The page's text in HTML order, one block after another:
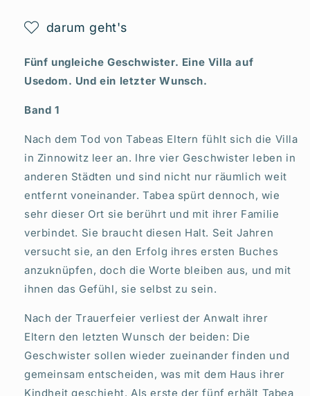
Die
Villa.
1
Die
Villa.
1
darum geht's
Fünf ungleiche Geschwister. Eine Villa auf
Usedom. Und ein letzter Wunsch.
Band 1
Nach dem Tod von Tabeas Eltern fühlt sich die Villa
in Zinnowitz leer an. Ihre vier Geschwister leben in
anderen Städten und sind nicht nur räumlich weit
entfernt voneinander. Tabea spürt dennoch, wie
sehr dieser Ort sie berührt und mit ihrer Familie
verbindet. Sie braucht diesen Halt. Seit Jahren
versucht sie, an den Erfolg ihres ersten Buches
anzuknüpfen, doch die Worte bleiben aus, und mit
ihnen das Gefühl, sie selbst zu sein.
Nach der Trauerfeier verliest der Anwalt ihrer
Eltern den letzten Wunsch der beiden: Die
Geschwister sollen wieder zueinander finden und
gemeinsam entscheiden, was mit dem Haus ihrer
Kindheit geschieht. Als erste der fünf erhält Tabea